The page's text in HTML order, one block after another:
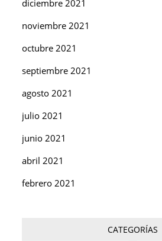
diciembre 2021
noviembre 2021
octubre 2021
septiembre 2021
agosto 2021
julio 2021
junio 2021
abril 2021
febrero 2021
CATEGORÍAS